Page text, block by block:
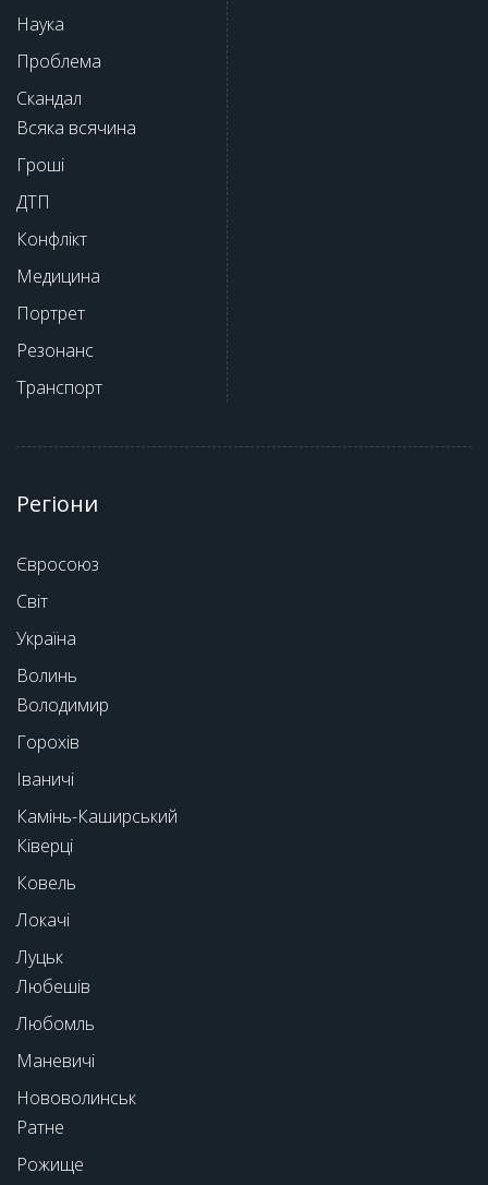
Наука
Проблема
Скандал
Всяка всячина
Гроші
ДТП
Конфлікт
Медицина
Портрет
Резонанс
Транспорт
Регіони
Євросоюз
Світ
Україна
Волинь
Володимир
Горохів
Іваничі
Камінь-Каширський
Ківерці
Ковель
Локачі
Луцьк
Любешів
Любомль
Маневичі
Нововолинськ
Ратне
Рожище